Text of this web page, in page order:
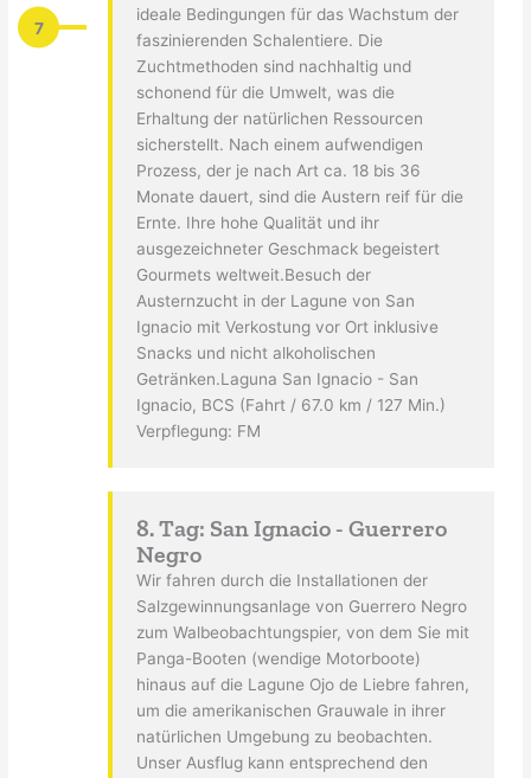
7
ideale Bedingungen für das Wachstum der
faszinierenden Schalentiere. Die
Zuchtmethoden sind nachhaltig und
schonend für die Umwelt, was die
Erhaltung der natürlichen Ressourcen
sicherstellt. Nach einem aufwendigen
Prozess, der je nach Art ca. 18 bis 36
Monate dauert, sind die Austern reif für die
Ernte. Ihre hohe Qualität und ihr
ausgezeichneter Geschmack begeistert
Gourmets weltweit.Besuch der
Austernzucht in der Lagune von San
Ignacio mit Verkostung vor Ort inklusive
Snacks und nicht alkoholischen
Getränken.Laguna San Ignacio - San
Ignacio, BCS (Fahrt / 67.0 km / 127 Min.)
Verpflegung: FM
8. Tag: San Ignacio - Guerrero
Negro
Wir fahren durch die Installationen der
Salzgewinnungsanlage von Guerrero Negro
zum Walbeobachtungspier, von dem Sie mit
Panga-Booten (wendige Motorboote)
hinaus auf die Lagune Ojo de Liebre fahren,
um die amerikanischen Grauwale in ihrer
natürlichen Umgebung zu beobachten.
Unser Ausflug kann entsprechend den